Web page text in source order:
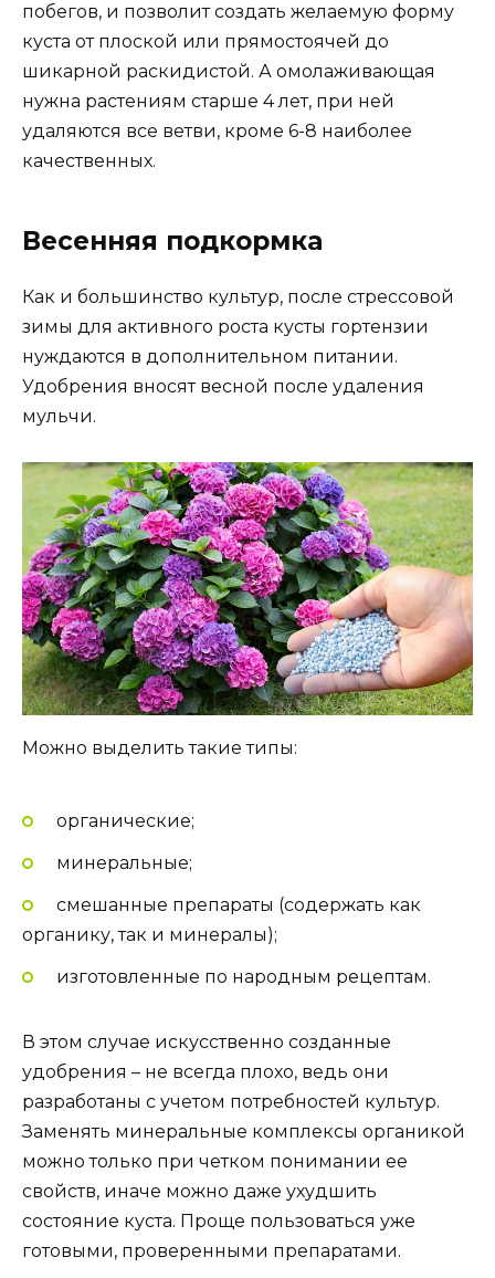
побегов, и позволит создать желаемую форму
куста от плоской или прямостоячей до
шикарной раскидистой. А омолаживающая
нужна растениям старше 4 лет, при ней
удаляются все ветви, кроме 6-8 наиболее
качественных.
Весенняя подкормка
Как и большинство культур, после стрессовой
зимы для активного роста кусты гортензии
нуждаются в дополнительном питании.
Удобрения вносят весной после удаления
мульчи.
Можно выделить такие типы:
органические;
минеральные;
смешанные препараты (содержать как
органику, так и минералы);
изготовленные по народным рецептам.
В этом случае искусственно созданные
удобрения – не всегда плохо, ведь они
разработаны с учетом потребностей культур.
Заменять минеральные комплексы органикой
можно только при четком понимании ее
свойств, иначе можно даже ухудшить
состояние куста. Проще пользоваться уже
готовыми, проверенными препаратами.